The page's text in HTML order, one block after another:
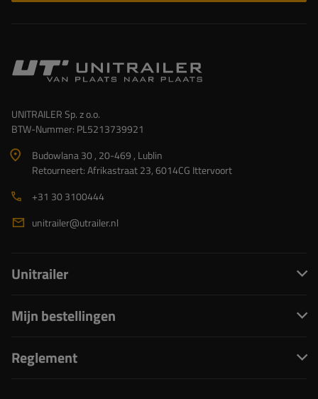
UNITRAILER Sp. z o.o.
BTW-Nummer: PL5213739921
Budowlana 30 , 20-469 , Lublin
Retourneert: Afrikastraat 23, 6014CG Ittervoort
+31 30 3100444
unitrailer@utrailer.nl
Unitrailer
Mijn bestellingen
Reglement